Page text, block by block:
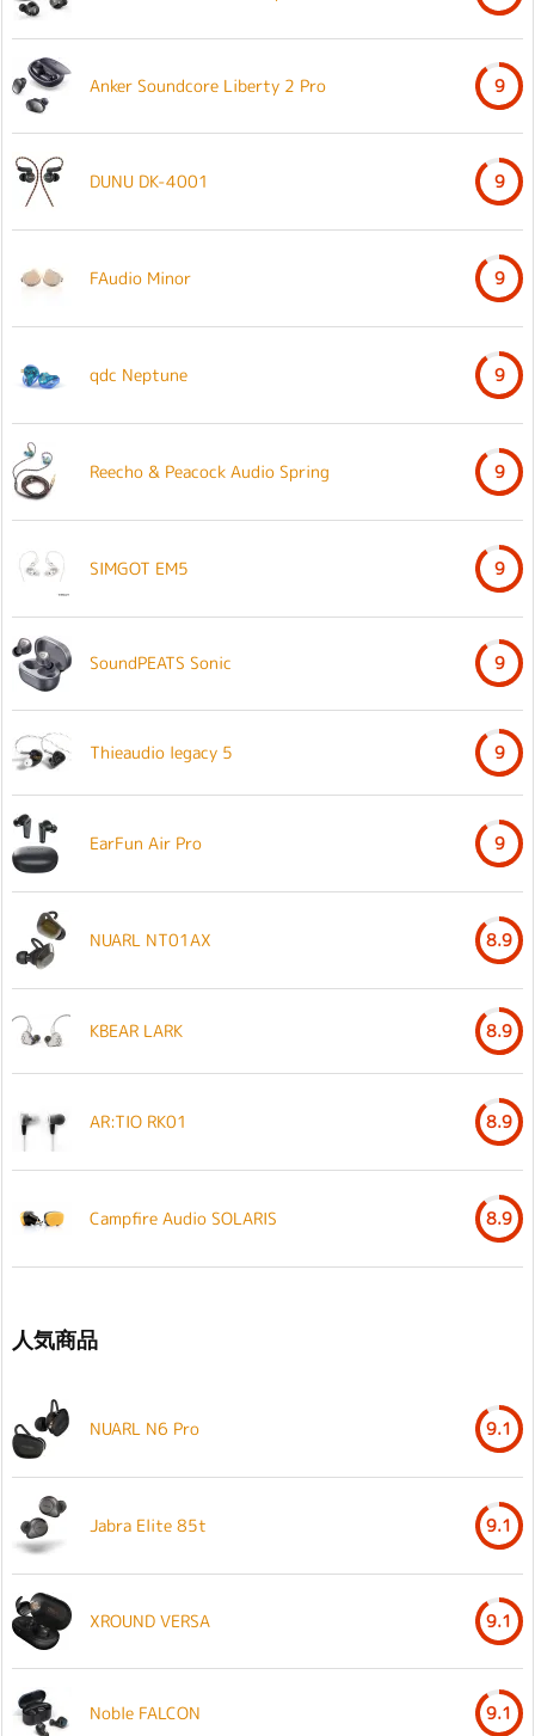
Anker Soundcore Liberty 2 Pro 9
DUNU DK-4001 9
FAudio Minor 9
qdc Neptune 9
Reecho & Peacock Audio Spring 9
SIMGOT EM5 9
SoundPEATS Sonic 9
Thieaudio legacy 5 9
EarFun Air Pro 9
NUARL NT01AX 8.9
KBEAR LARK 8.9
AR:TIO RK01 8.9
Campfire Audio SOLARIS 8.9
人気商品
NUARL N6 Pro 9.1
Jabra Elite 85t 9.1
XROUND VERSA 9.1
Noble FALCON 9.1